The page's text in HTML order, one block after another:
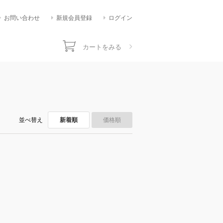
お問い合わせ 新規会員登録 ログイン
カートをみる
並べ替え 新着順 価格順